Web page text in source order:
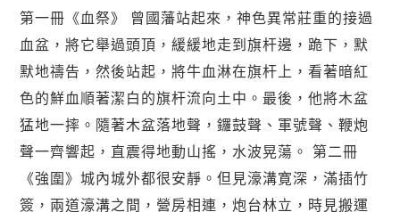
第一冊《血祭》 曾國藩站起來，神色異常莊重的接過
血盆，將它舉過頭頂，緩緩地走到旗杆邊，跪下，默
默地禱告，然後站起，將牛血淋在旗杆上，看著暗紅
色的鮮血順著潔白的旗杆流向土中。最後，他將木盆
猛地一摔。隨著木盆落地聲，鑼鼓聲、軍號聲、鞭炮
聲一齊響起，直震得地動山搖，水波晃蕩。 第二冊
《強圍》城內城外都很安靜。但見濠溝寛深，滿插竹
簽，兩道濠溝之間，營房相連，炮台林立，時見搬運